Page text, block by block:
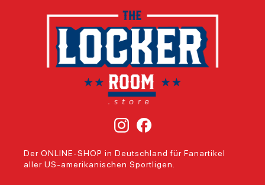
Der ONLINE-SHOP in Deutschland für Fanartikel
aller US-amerikanischen Sportligen.